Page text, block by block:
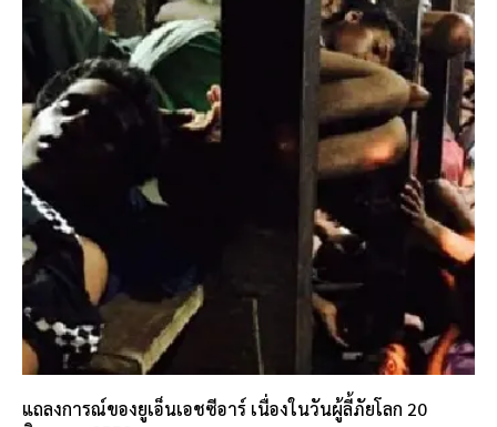
แถลงการณ์ของยูเอ็นเอชซีอาร์ เนื่องในวันผู้ลี้ภัยโลก 20